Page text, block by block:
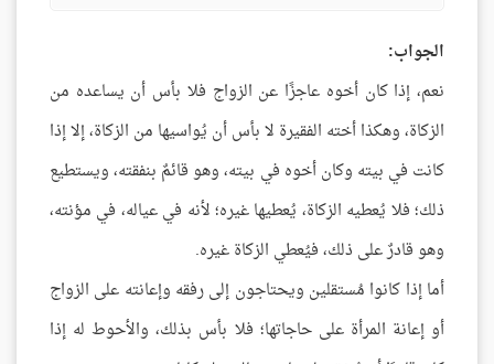
الجواب:
نعم، إذا كان أخوه عاجزًا عن الزواج فلا بأس أن يساعده من
الزكاة، وهكذا أخته الفقيرة لا بأس أن يُواسيها من الزكاة، إلا إذا
كانت في بيته وكان أخوه في بيته، وهو قائمٌ بنفقته، ويستطيع
ذلك؛ فلا يُعطيه الزكاة، يُعطيها غيره؛ لأنه في عياله، في مؤنته،
وهو قادرٌ على ذلك، فيُعطي الزكاة غيره.
أما إذا كانوا مُستقلين ويحتاجون إلى رفقه وإعانته على الزواج
أو إعانة المرأة على حاجاتها؛ فلا بأس بذلك، والأحوط له إذا